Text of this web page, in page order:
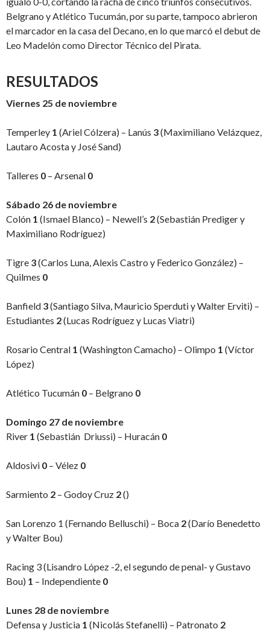
Belgrano y Atlético Tucumán, por su parte, tampoco abrieron
el marcador en la casa del Decano, en lo que marcó el debut de
Leo Madelón como Director Técnico del Pirata.
RESULTADOS
Viernes 25 de noviembre
Temperley 1 (Ariel Cólzera) – Lanús 3(Maximiliano Velázquez,
Lautaro Acosta y José Sand)
Talleres 0 – Arsenal 0
Sábado 26 de noviembre
Colón 1 (Ismael Blanco) – Newell’s 2(Sebastián Prediger y
Maximiliano Rodríguez)
Tigre 3(Carlos Luna, Alexis Castro y Federico González) –
Quilmes 0
Banfield 3(Santiago Silva, Mauricio Sperduti y Walter Erviti) –
Estudiantes 2(Lucas Rodríguez y Lucas Viatri)
Rosario Central 1 (Washington Camacho) – Olimpo 1 (Víctor
López)
Atlético Tucumán 0 – Belgrano 0
Domingo 27 de noviembre
River 1 (Sebastián Driussi) – Huracán 0
Aldosivi 0 – Vélez 0
Sarmiento 2 – Godoy Cruz 2()
San Lorenzo 1 (Fernando Belluschi) – Boca 2(Darío Benedetto
y Walter Bou)
Racing 3 (Lisandro López -2, el segundo de penal- y Gustavo
Bou) 1 – Independiente 0
Lunes 28 de noviembre
Defensa y Justicia 1 (Nicolás Stefanelli) – Patronato 2